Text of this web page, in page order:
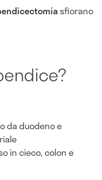
sfiorano
da duodeno e
in cieco, colon e